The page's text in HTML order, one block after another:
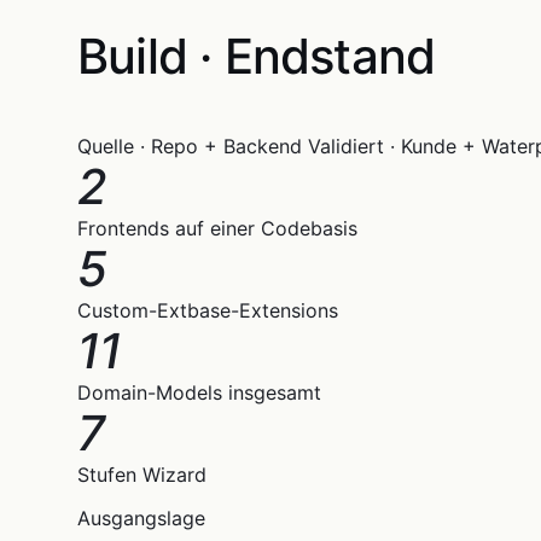
Build · Endstand
Quelle · Repo + Backend Validiert · Kunde +
2
Frontends auf einer Codebasis
5
Custom-Extbase-Extensions
11
Domain-Models insgesamt
7
Stufen Wizard
Ausgangslage